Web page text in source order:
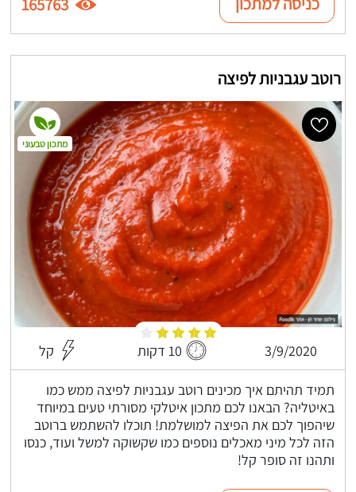
165763
רוטב עגבניות לפיצה
3/9/2020 10 דקות קל
תמיד תהיתם איך מכינים רוטב עגבניות לפיצה ממש כמו
באיטליה? הבאנו לכם מתכון איטלקי מסורתי טעים במיוחד
שיהפוך לכם את הפיצה למושלמת! תוכלו להשתמש ברוטב
הזה לכל מיני מאכלים נוספים כמו שקשוקה למשל ועוד, כנסו
ותהנו זה סופר קל!
מתכון טבעוני